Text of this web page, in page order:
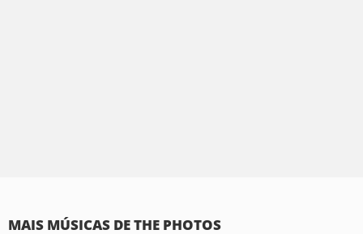
MAIS MÚSICAS DE THE PHOTOS